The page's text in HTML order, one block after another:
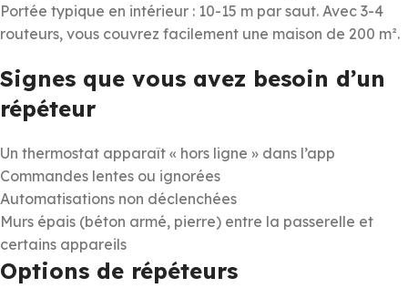
Portée typique en intérieur : 10-15 m par saut. Avec 3-4
routeurs, vous couvrez facilement une maison de 200 m².
Signes que vous avez besoin d’un
répéteur
Un thermostat apparaît « hors ligne » dans l’app
Commandes lentes ou ignorées
Automatisations non déclenchées
Murs épais (béton armé, pierre) entre la passerelle et
certains appareils
Options de répéteurs